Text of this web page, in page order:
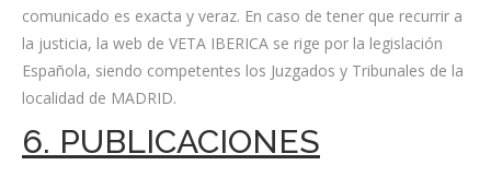
comunicado es exacta y veraz. En caso de tener que recurrir a
la justicia, la web de VETA IBERICA se rige por la legislación
Española, siendo competentes los Juzgados y Tribunales de la
localidad de MADRID.
6. PUBLICACIONES